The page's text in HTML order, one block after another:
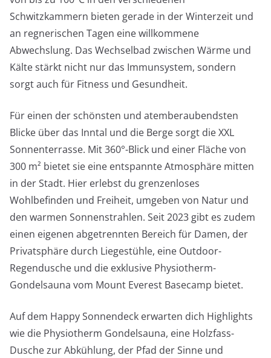
Schwitzkammern bieten gerade in der Winterzeit und
an regnerischen Tagen eine willkommene
Abwechslung. Das Wechselbad zwischen Wärme und
Kälte stärkt nicht nur das Immunsystem, sondern
sorgt auch für Fitness und Gesundheit.
Für einen der schönsten und atemberaubendsten
Blicke über das Inntal und die Berge sorgt die XXL
Sonnenterrasse. Mit 360°-Blick und einer Fläche von
300 m² bietet sie eine entspannte Atmosphäre mitten
in der Stadt. Hier erlebst du grenzenloses
Wohlbefinden und Freiheit, umgeben von Natur und
den warmen Sonnenstrahlen. Seit 2023 gibt es zudem
einen eigenen abgetrennten Bereich für Damen, der
Privatsphäre durch Liegestühle, eine Outdoor-
Regendusche und die exklusive Physiotherm-
Gondelsauna vom Mount Everest Basecamp bietet.
Auf dem Happy Sonnendeck erwarten dich Highlights
wie die Physiotherm Gondelsauna, eine Holzfass-
Dusche zur Abkühlung, der Pfad der Sinne und